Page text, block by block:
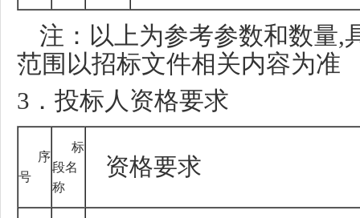
注：以上为参考参数和数量,
范围以招标文件相关内容为准
3 ．投标人资格要求
序
号
标
段名
称
资格要求